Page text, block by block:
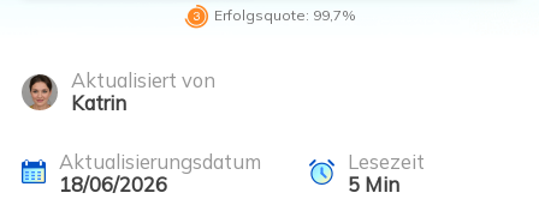
 Erfolgsquote: 99,7%
Aktualisiert von
Katrin
Aktualisierungsdatum
18/06/2026
Lesezeit
5Min